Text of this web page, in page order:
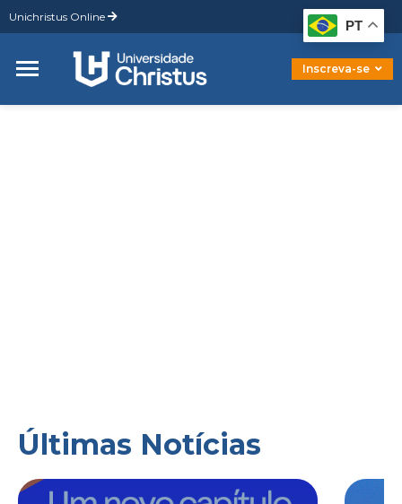
Unichristus Online
Inscreva-se
Graduação
Pós-Graduação
Mestrado
Doutorado
Últimas Notícias
PT